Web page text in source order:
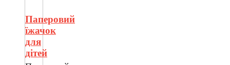
Паперовий
їжачок
для
дітей